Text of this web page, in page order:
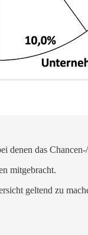
das
mitgebracht.
geltend zu